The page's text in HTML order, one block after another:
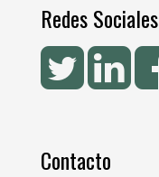
Redes Sociales
Contacto